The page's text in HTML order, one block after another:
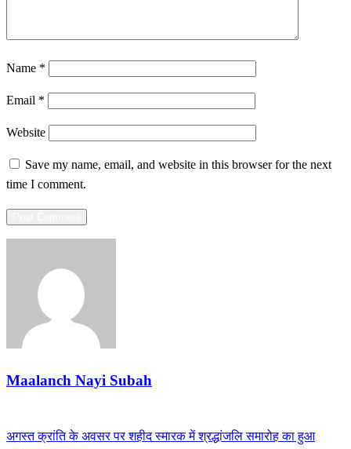
Name *
Email *
Website
Save my name, email, and website in this browser for the next
time I comment.
Maalanch Nayi Subah
Post
Previous
अगस्त क्रांति के अवसर पर शहीद स्मारक में श्रद्धांजलि समारोह का हुआ